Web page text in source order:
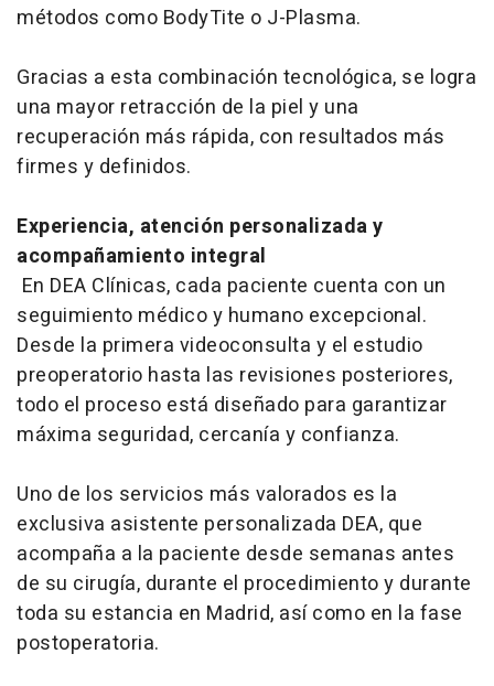
métodos como BodyTite o J-Plasma.
Gracias a esta combinación tecnológica, se logra
una mayor retracción de la piel y una
recuperación más rápida, con resultados más
firmes y definidos.
Experiencia, atención personalizada y
acompañamiento integral
En DEA Clínicas, cada paciente cuenta con un
seguimiento médico y humano excepcional.
Desde la primera videoconsulta y el estudio
preoperatorio hasta las revisiones posteriores,
todo el proceso está diseñado para garantizar
máxima seguridad, cercanía y confianza.
Uno de los servicios más valorados es la
exclusiva asistente personalizada DEA, que
acompaña a la paciente desde semanas antes
de su cirugía, durante el procedimiento y durante
toda su estancia en Madrid, así como en la fase
postoperatoria.